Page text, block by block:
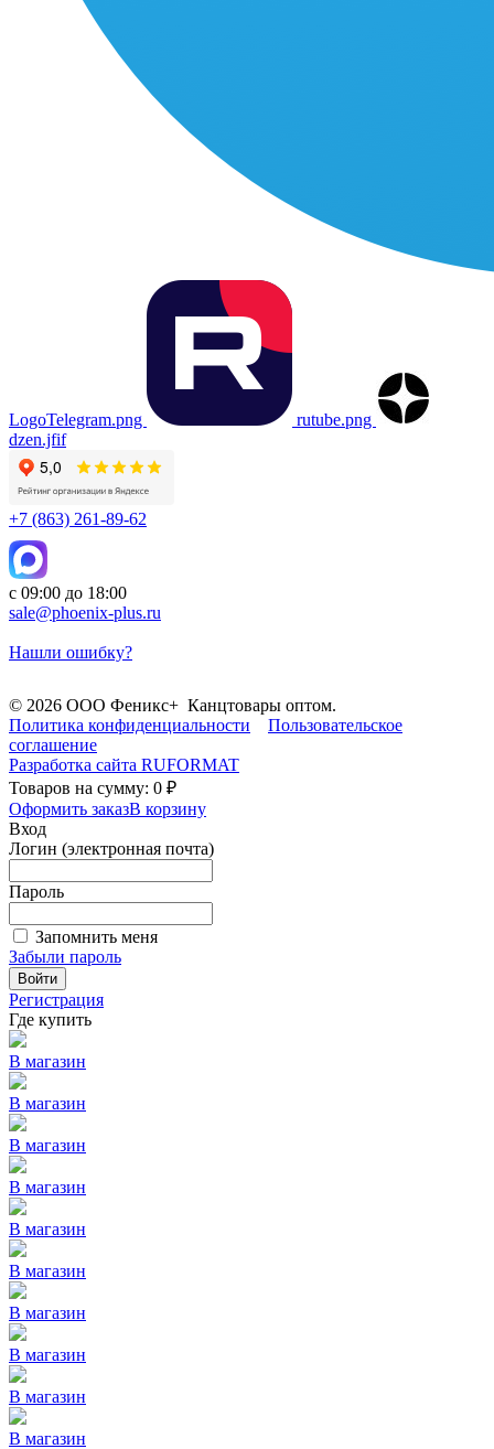
LogoTelegram.png
rutube.png
dzen.jfif
+7 (863) 261-89-62
с 09:00 до 18:00
sale@phoenix-plus.ru
Нашли ошибку?
© 2026 ООО Феникс+ Канцтовары оптом.
Политика конфиденциальности
Пользовательское
соглашение
Разработка сайта RUFORMAT
Товаров на сумму: 0 ₽
Оформить заказВ корзину
Вход
Логин (электронная почта)
Пароль
Запомнить меня
Забыли пароль
Войти
Регистрация
Где купить
В магазин
В магазин
В магазин
В магазин
В магазин
В магазин
В магазин
В магазин
В магазин
В магазин